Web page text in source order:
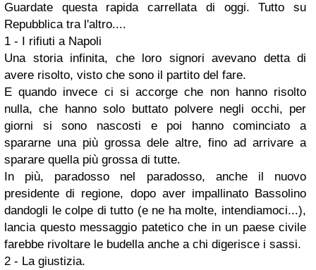
Guardate questa rapida carrellata di oggi. Tutto su
Repubblica tra l'altro....
1 - I rifiuti a Napoli
Una storia infinita, che loro signori avevano detta di
avere risolto, visto che sono il partito del fare.
E quando invece ci si accorge che non hanno risolto
nulla, che hanno solo buttato polvere negli occhi, per
giorni si sono nascosti e poi hanno cominciato a
spararne una più grossa dele altre, fino ad arrivare a
sparare quella più grossa di tutte.
In più, paradosso nel paradosso, anche il nuovo
presidente di regione, dopo aver impallinato Bassolino
dandogli le colpe di tutto (e ne ha molte, intendiamoci...),
lancia questo messaggio patetico che in un paese civile
farebbe rivoltare le budella anche a chi digerisce i sassi.
2 - La giustizia.